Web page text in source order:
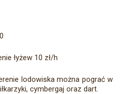
łyżew 10 zł/h
lodowiska można pograć w
cymbergaj oraz dart.